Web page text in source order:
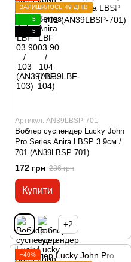
ЗАЛИШИЛОСЬ 49 ДНІВ
5
5
Артикул: AN39LBSP-701
Воблер суспендер Lucky John
Pro Series Anira LBSP 3.9см /
701 (AN39LBSP-701)
172 грн 286 грн
Купити
+2
−40%